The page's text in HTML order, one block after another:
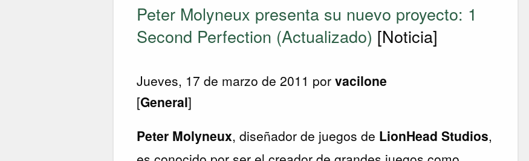
Peter Molyneux presenta su nuevo proyecto: 1
Second Perfection (Actualizado) [Noticia]
Jueves, 17 de marzo de 2011 porvacilone
[General]
Peter Molyneux, diseñador de juegos de LionHead Studios,